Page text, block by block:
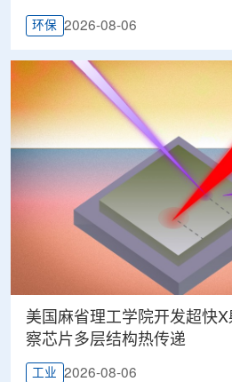
环保 2026-08-06
美国麻省理工学院开发超快
察芯片多层结构热传递
工业 2026-08-06